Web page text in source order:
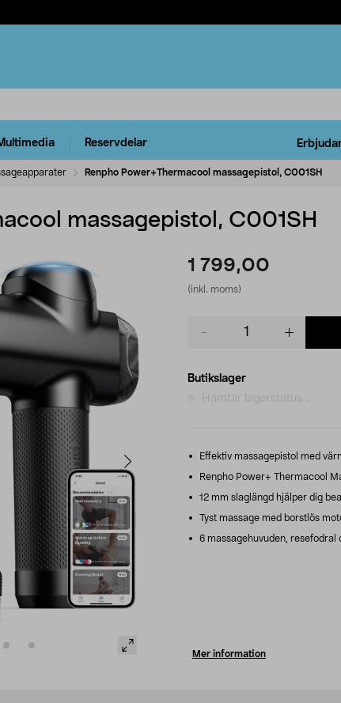
Reservdelar
Renpho Power+Thermacool massagepistol, C001SH
massagepistol, C001SH
1 799,00
(inkl. moms)
Butikslager
Hämtar lagerstatus...
Effektiv massagepistol med
Renpho Power+ Thermacool
12 mm slaglängd hjälper dig
Tyst massage med borstlös
6 massagehuvuden, resefodral
Mer information